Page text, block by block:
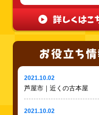
2021.10.02
芦屋市｜近くの古本屋
2021.10.02